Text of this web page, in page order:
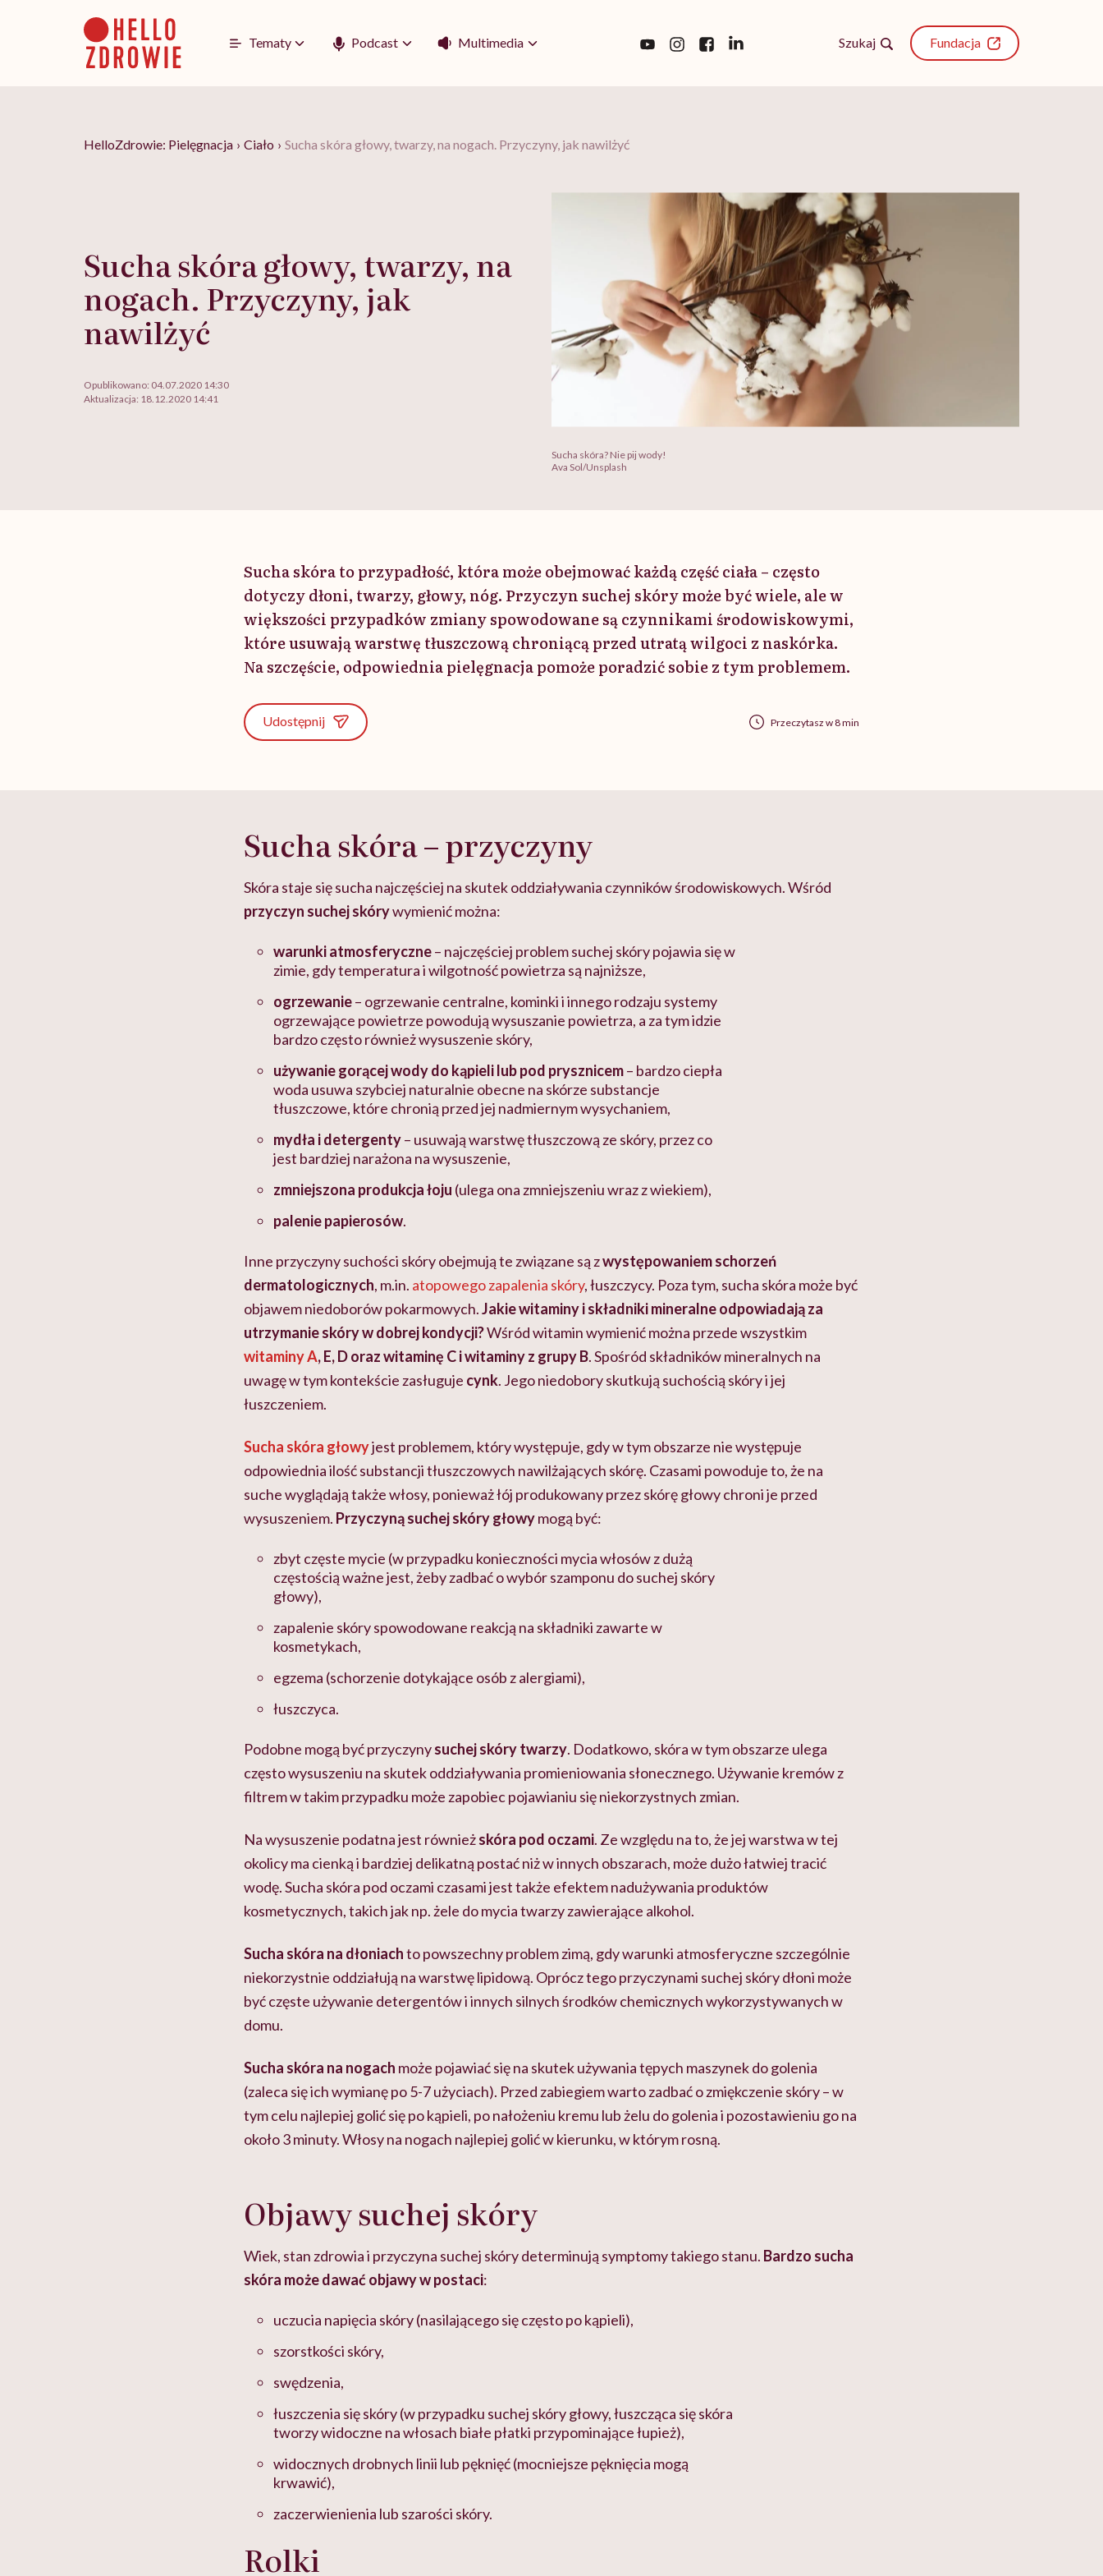
Tematy Podcast Multimedia Szukaj Fundacja
HelloZdrowie: Pielęgnacja › Ciało › Sucha skóra głowy, twarzy, na nogach. Przyczyny, jak nawilżyć
Sucha skóra głowy, twarzy, na
nogach. Przyczyny, jak
nawilżyć
Opublikowano: 04.07.2020 14:30
Aktualizacja: 18.12.2020 14:41
Sucha skóra? Nie pij wody!
Ava Sol/Unsplash
Sucha skóra to przypadłość, która może obejmować każdą część ciała – często
dotyczy dłoni, twarzy, głowy, nóg. Przyczyn suchej skóry może być wiele, ale w
większości przypadków zmiany spowodowane są czynnikami środowiskowymi,
które usuwają warstwę tłuszczową chroniącą przed utratą wilgoci z naskórka.
Na szczęście, odpowiednia pielęgnacja pomoże poradzić sobie z tym problemem.
Udostępnij Przeczytasz w 8 min
Sucha skóra – przyczyny
Skóra staje się sucha najczęściej na skutek oddziaływania czynników środowiskowych. Wśród
przyczyn suchej skórywymienić można:
warunki atmosferyczne– najczęściej problem suchej skóry pojawia się w
zimie, gdy temperatura i wilgotność powietrza są najniższe,
ogrzewanie– ogrzewanie centralne, kominki i innego rodzaju systemy
ogrzewające powietrze powodują wysuszanie powietrza, a za tym idzie
bardzo często również wysuszenie skóry,
używanie gorącej wody do kąpieli lub pod prysznicem– bardzo ciepła
woda usuwa szybciej naturalnie obecne na skórze substancje
tłuszczowe, które chronią przed jej nadmiernym wysychaniem,
mydła i detergenty– usuwają warstwę tłuszczową ze skóry, przez co
jest bardziej narażona na wysuszenie,
zmniejszona produkcja łoju (ulega ona zmniejszeniu wraz z wiekiem),
palenie papierosów.
Inne przyczyny suchości skóry obejmują te związane są zwystępowaniem schorzeń
dermatologicznych, m.in. atopowego zapalenia skóry, łuszczycy. Poza tym, sucha skóra może być
objawem niedoborów pokarmowych.Jakie witaminy i składniki mineralne odpowiadają za
utrzymanie skóry w dobrej kondycji?Wśród witamin wymienić można przede wszystkim
witaminy A, E, D oraz witaminę C i witaminy z grupy B. Spośród składników mineralnych na
uwagę w tym kontekście zasługuje cynk. Jego niedobory skutkują suchością skóry i jej
łuszczeniem.
Sucha skóra głowyjest problemem, który występuje, gdy w tym obszarze nie występuje
odpowiednia ilość substancji tłuszczowych nawilżających skórę. Czasami powoduje to, że na
suche wyglądają także włosy, ponieważ łój produkowany przez skórę głowy chroni je przed
wysuszeniem. Przyczyną suchej skóry głowymogą być:
zbyt częste mycie (w przypadku konieczności mycia włosów z dużą
częstością ważne jest, żeby zadbać o wybór szamponu do suchej skóry
głowy),
zapalenie skóry spowodowane reakcją na składniki zawarte w
kosmetykach,
egzema (schorzenie dotykające osób z alergiami),
łuszczyca.
Podobne mogą być przyczynysuchej skóry twarzy. Dodatkowo, skóra w tym obszarze ulega
często wysuszeniu na skutek oddziaływania promieniowania słonecznego. Używanie kremów z
filtrem w takim przypadku może zapobiec pojawianiu się niekorzystnych zmian.
Na wysuszenie podatna jest równieżskóra pod oczami. Ze względu na to, że jej warstwa w tej
okolicy ma cienką i bardziej delikatną postać niż w innych obszarach, może dużo łatwiej tracić
wodę. Sucha skóra pod oczami czasami jest także efektem nadużywania produktów
kosmetycznych, takich jak np. żele do mycia twarzy zawierające alkohol.
Sucha skóra na dłoniachto powszechny problem zimą, gdy warunki atmosferyczne szczególnie
niekorzystnie oddziałują na warstwę lipidową. Oprócz tego przyczynami suchej skóry dłoni może
być częste używanie detergentów i innych silnych środków chemicznych wykorzystywanych w
domu.
Sucha skóra na nogach może pojawiać się na skutek używania tępych maszynek do golenia
(zaleca się ich wymianę po 5-7 użyciach). Przed zabiegiem warto zadbać o zmiękczenie skóry – w
tym celu najlepiej golić się po kąpieli, po nałożeniu kremu lub żelu do golenia i pozostawieniu go na
około 3 minuty. Włosy na nogach najlepiej golić w kierunku, w którym rosną.
Objawy suchej skóry
Wiek, stan zdrowia i przyczyna suchej skóry determinują symptomy takiego stanu. Bardzo sucha
skóra może dawać objawy w postaci:
uczucia napięcia skóry (nasilającego się często po kąpieli),
szorstkości skóry,
swędzenia,
łuszczenia się skóry (w przypadku suchej skóry głowy, łuszcząca się skóra
tworzy widoczne na włosach białe płatki przypominające łupież),
widocznych drobnych linii lub pęknięć (mocniejsze pęknięcia mogą
krwawić),
zaczerwienienia lub szarości skóry.
Rolki